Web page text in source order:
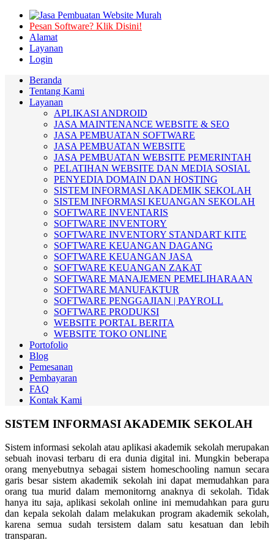
Pesan Software? Klik Disini!
Alamat
Layanan
Login
Beranda
Tentang Kami
Layanan
APLIKASI ANDROID
JASA MAINTENANCE WEBSITE & SEO
JASA PEMBUATAN SOFTWARE
JASA PEMBUATAN WEBSITE
JASA PEMBUATAN WEBSITE PEMERINTAH
PELATIHAN WEBSITE DAN MEDIA SOSIAL
PENYEDIA DOMAIN DAN HOSTING
SISTEM INFORMASI AKADEMIK SEKOLAH
SISTEM INFORMASI KEUANGAN SEKOLAH
SOFTWARE INVENTARIS
SOFTWARE INVENTORY
SOFTWARE INVENTORY STANDART KITE
SOFTWARE KEUANGAN DAGANG
SOFTWARE KEUANGAN JASA
SOFTWARE KEUANGAN ZAKAT
SOFTWARE MANAJEMEN PEMELIHARAAN
SOFTWARE MANUFAKTUR
SOFTWARE PENGGAJIAN | PAYROLL
SOFTWARE PRODUKSI
WEBSITE PORTAL BERITA
WEBSITE TOKO ONLINE
Portofolio
Blog
Pemesanan
Pembayaran
FAQ
Kontak Kami
SISTEM INFORMASI AKADEMIK SEKOLAH
Sistem informasi sekolah atau aplikasi akademik sekolah merupakan
sebuah inovasi terbaru di era dunia digital ini. Mungkin beberapa
orang menyebutnya sebagai sistem homeschooling namun secara
garis besar sistem akademik sekolah ini dapat memudahkan para
orang tua murid dalam memonitorng anaknya di sekolah. Tidak
hanya itu saja, aplikasi sekolah online ini memudahkan para guru
dan kepala sekolah dalam melakukan program akademik sekolah,
karena semua sudah tersistem dalam satu kesatuan dan lebih
transparan.